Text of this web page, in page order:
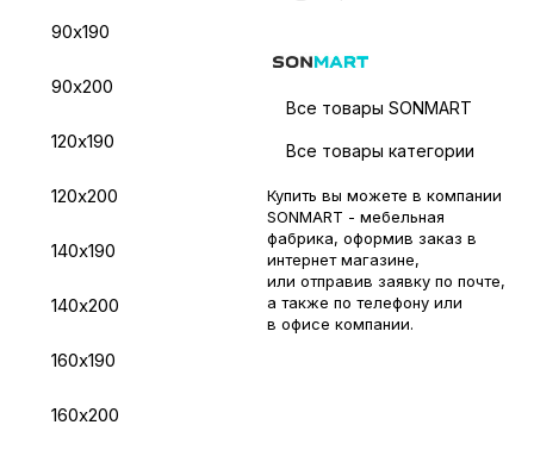
90х190
90х200
120х190
120х200
140х190
140х200
160х190
160х200
Все товары SONMART
Все товары категории
Купить вы можете в компании
SONMART - мебельная
фабрика, оформив заказ в
интернет магазине,
или отправив заявку по почте,
а также по телефону или
в офисе компании.